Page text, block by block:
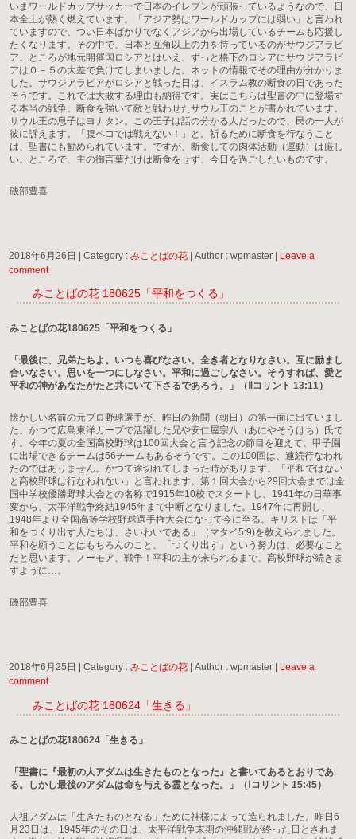
いまワールドカップサッカーで日本のイレブンが頑張っているようなので、日
本全土が熱く燃えています。「アジア勢はワールドカップには弱い」と言われ
ていますので、つい日本ばかりでなくアジアから出場しているチームも応援し
たくなります。その中で、日本と互角以上の力を持っているのがサウジアラビ
ア。ところが地元開催国ロシアとはいえ、ずっと格下のロシアにサウジアラビ
アは０－５の大差で負けてしまいました。ネットの情報でその理由が分かりま
した。サウジアラビアがロシアと戦った日は、イスラム教の断食の日であった
そうです。これでは大敗する理由も納得です。実はこちらは聖書の中に登場す
る本当の戦争。断食を強いて敵と戦わせたサウル王のことが書かれています。
サウル王の息子はヨナタン。この王子は話の分かる人だったので、民の一人が
彼に訴えます。「腹ペコでは戦えない！」と。祈るために断食を行なうこと
は、聖書にも勧められています。ですが、断食しての肉体活動（運動）は厳し
い。ところで、主の御言葉だけは断食をせず、今日を過ごしたいものです。
磯部豊喜
2018年6月26日 Category : みことばの花 Author : wpmaster
Leave a
comment
みことばの花 180625「平和をつくる」
みことばの花180625「平和をつくる」
「最後に、兄弟たちよ。いつも喜びなさい。全き者となりなさい。互に励まし
合いなさい。思いを一つにしなさい。平和に過ごしなさい。そうすれば、愛と
平和の神があなたがたと共にいて下さるであろう。」（Ⅱコリント 13:11）
懐かしい名前の元プロ野球選手が、昨日の新聞（朝日）の第一面に出ていまし
た。かつて広島東洋カープで活躍した兄や安仁屋宗八（あにやそうはち）氏で
す。今年の夏の全国高校野球は100回大会と言う記念の節目を迎えて、甲子園
に出場できるチームは56チームもあるそうです。この100回は、連続行なわれ
たのではありません。かつて途切れてしまった時があります。「平和ではない
と高校野球は行なわれない」と言われます。第１回大会から29回大会までは全
国中学校優勝野球大会との名称で1915年10校でスタートし、1941年の日華事
変から、太平洋戦争終結1945年まで中断となりました。1947年に再開し、
1948年より全国高等学校野球選手権大会になって今に至る。キリストは「平
和をつくり出す人たちは、さいわいである」（マタイ5:9)を教えられました。
平和を願うことはもちろんのこと、「つくり出す」という努力は、必要なこと
だと思います。ノーモア、戦争！平和の主が来られるまで、高校野球が続きま
すように…。
磯部豊喜
2018年6月25日 Category : みことばの花 Author : wpmaster
Leave a
comment
みことばの花 180624「生きる」
みことばの花180624「生きる」
「聖書に『最初の人アダムは生きたものとなった』と書いてあるとおりであ
る。しかし最後のアダムは命を与える霊となった。」（Ⅰコリント 15:45）
人祖アダムは「生きたものとなる」ために神様によって造られました。昨日6
月23日は、1945年のその日は、太平洋戦争末期の沖縄戦が終った日とされま